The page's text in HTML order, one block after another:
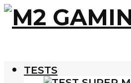
TESTS